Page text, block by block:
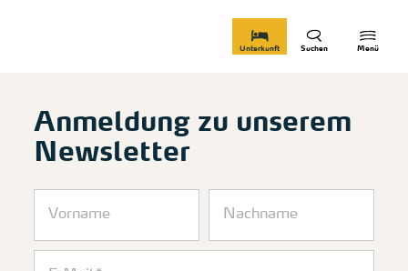
Menü
Suchen
Unterkunft
Anmeldung zu unserem
Newsletter